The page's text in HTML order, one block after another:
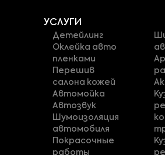
УСЛУГИ
Детейлинг
Оклейка авто
пленками
Перешив
салона кожей
Автомойка
Автозвук
Шумоизоляция
автомобиля
Покрасочные
работы